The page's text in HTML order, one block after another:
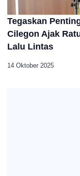
Tegaskan
Cilegon Ajak
Lalu Lintas
14 Oktober 2025